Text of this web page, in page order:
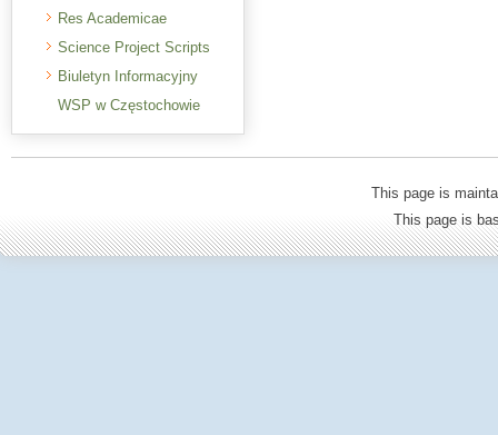
Res Academicae
Science Project Scripts
Biuletyn Informacyjny
WSP w Częstochowie
This page is
This page is